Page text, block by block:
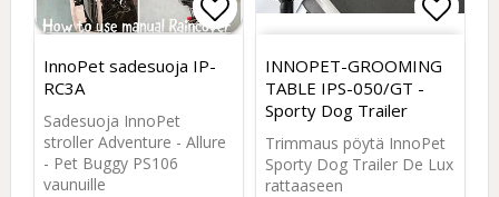
Add to list of favorites
Add to list of favorites
InnoPet sadesuoja IP-
RC3A
Sadesuoja InnoPet
stroller Adventure - Allure
- Pet Buggy PS106
vaunuille
Add
Add
INNOPET-GROOMING
TABLE IPS-050/GT -
Sporty Dog Trailer
Trimmaus pöytä InnoPet
Sporty Dog Trailer De Lux
rattaaseen